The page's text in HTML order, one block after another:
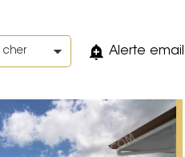
Alerte email